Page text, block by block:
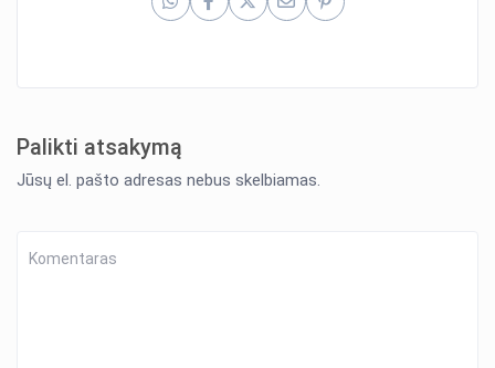
Palikti atsakymą
Jūsų el. pašto adresas nebus skelbiamas.